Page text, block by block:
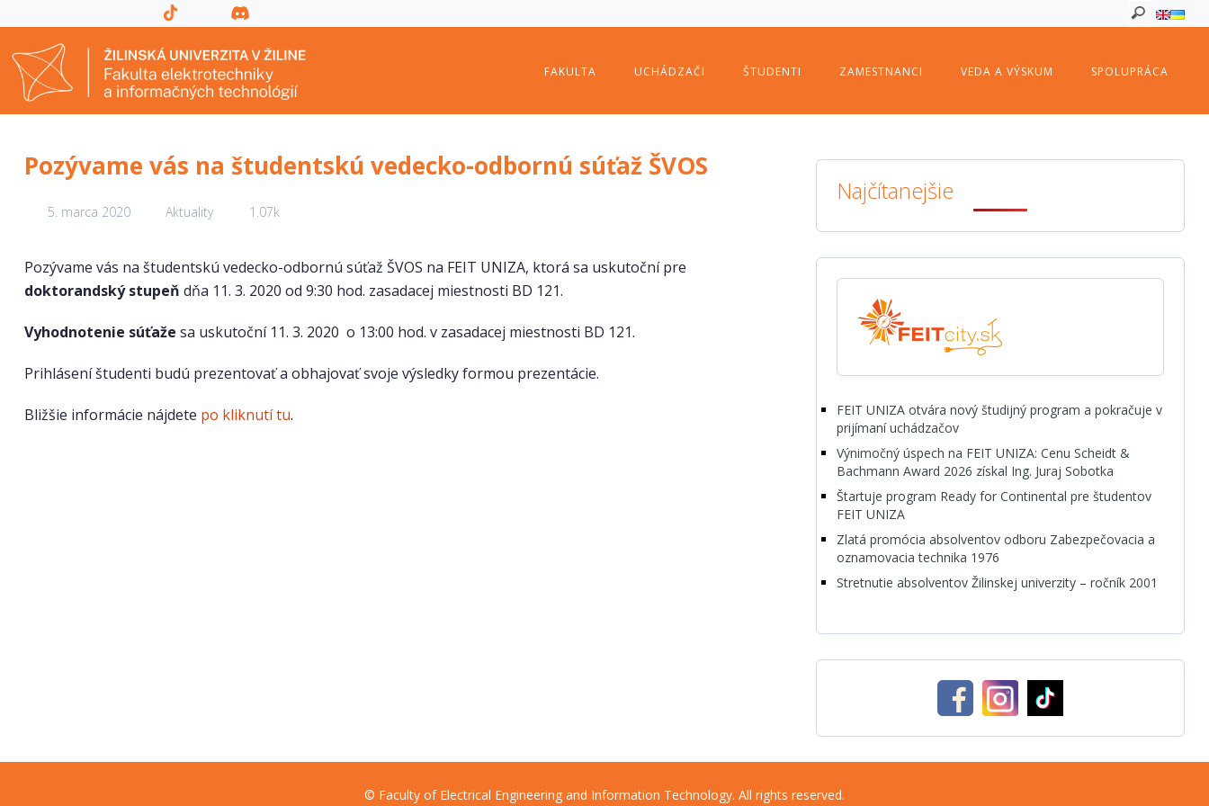
FAKULTA UCHÁDZAČI ŠTUDENTI ZAMESTNANCI VEDA A VÝSKUM SPOLUPRÁCA
Pozývame vás na študentskú vedecko-odbornú súťaž ŠVOS
5. marca 2020 Aktuality 1.07k
Pozývame vás na študentskú vedecko-odbornú súťaž ŠVOS na FEIT UNIZA, ktorá sa uskutoční pre
doktorandský stupeň dňa 11. 3. 2020 od 9:30 hod. zasadacej miestnosti BD 121.
Vyhodnotenie súťaže sa uskutoční 11. 3. 2020 o 13:00 hod. v zasadacej miestnosti BD 121.
Prihlásení študenti budú prezentovať a obhajovať svoje výsledky formou prezentácie.
Bližšie informácie nájdete po kliknutí tu.
Najčítanejšie
FEIT UNIZA otvára nový študijný program a pokračuje v
prijímaní uchádzačov
Výnimočný úspech na FEIT UNIZA: Cenu Scheidt &
Bachmann Award 2026 získal Ing. Juraj Sobotka
Štartuje program Ready for Continental pre študentov
FEIT UNIZA
Zlatá promócia absolventov odboru Zabezpečovacia a
oznamovacia technika 1976
Stretnutie absolventov Žilinskej univerzity – ročník 2001
© Faculty of Electrical Engineering and Information Technology. All rights reserved.